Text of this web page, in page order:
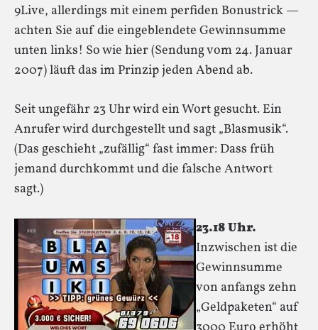
9Live, allerdings mit einem perfiden Bonustrick —
achten Sie auf die eingeblendete Gewinnsumme
unten links! So wie hier (Sendung vom 24. Januar
2007) läuft das im Prinzip jeden Abend ab.
Seit ungefähr 23 Uhr wird ein Wort gesucht. Ein
Anrufer wird durchgestellt und sagt „Blasmusik“.
(Das geschieht „zufällig“ fast immer: Dass früh
jemand durchkommt und die falsche Antwort
sagt.)
23.18 Uhr.
Inzwischen ist die
Gewinnsumme
von anfangs zehn
„Geldpaketen“ auf